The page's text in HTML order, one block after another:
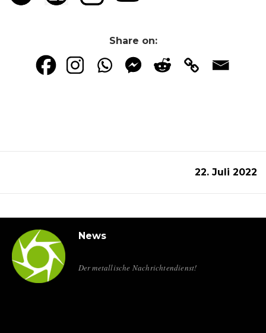
Share on:
22. Juli 2022
News
Der metallische Nachrichtendienst!